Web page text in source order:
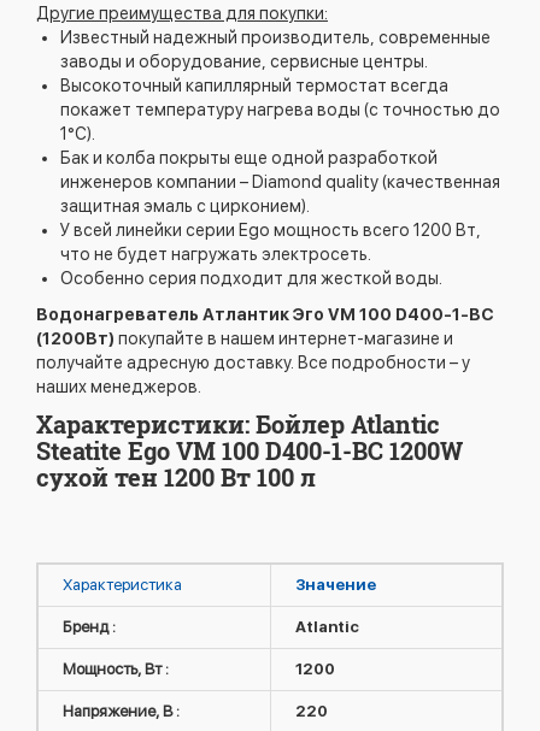
Другие преимущества для покупки:
Известный надежный производитель, современные
заводы и оборудование, сервисные центры.
Высокоточный капиллярный термостат всегда
покажет температуру нагрева воды (с точностью до
1°С).
Бак и колба покрыты еще одной разработкой
инженеров компании – Diamond quality (качественная
защитная эмаль с цирконием).
У всей линейки серии Ego мощность всего 1200 Вт,
что не будет нагружать электросеть.
Особенно серия подходит для жесткой воды.
Водонагреватель Атлантик Эго VM 100 D400-1-BC
(1200Вт) покупайте в нашем интернет-магазине и
получайте адресную доставку. Все подробности – у
наших менеджеров.
Характеристики: Бойлер Atlantic
Steatite Ego VM 100 D400-1-BC 1200W
сухой тен 1200 Вт 100 л
Характеристика Значение
Бренд : Atlantic
Мощность, Вт : 1200
Напряжение, В : 220